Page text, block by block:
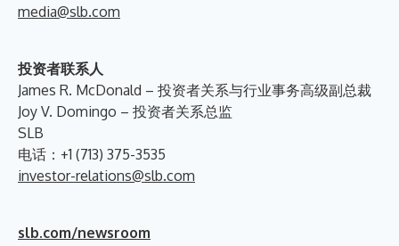
media@slb.com
投资者联系人
James R. McDonald – 投资者关系与行业事务高级副总裁
Joy V. Domingo – 投资者关系总监
SLB
电话：+1 (713) 375-3535
investor-relations@slb.com
slb.com/newsroom